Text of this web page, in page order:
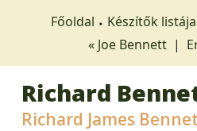
Főoldal Készítők listája
« Joe Bennett |
Richard
Richard James